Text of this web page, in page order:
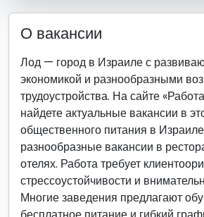
О вакансии
Лод — город в Израиле с
экономикой и разнообразными
трудоустройства. На сайте
найдете актуальные вакансии в
общественного питания в
разнообразные вакансии в
отелях. Работа требует
стрессоустойчивости и
Многие заведения предлагают